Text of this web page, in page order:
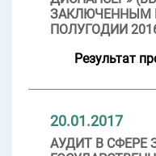
ЗАКЛЮЧЕННЫМ
ПОЛУГОДИИ
Результат
20.01.2017
АУДИТ В СФЕРЕ